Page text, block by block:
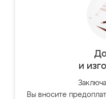
и
Вы вносите